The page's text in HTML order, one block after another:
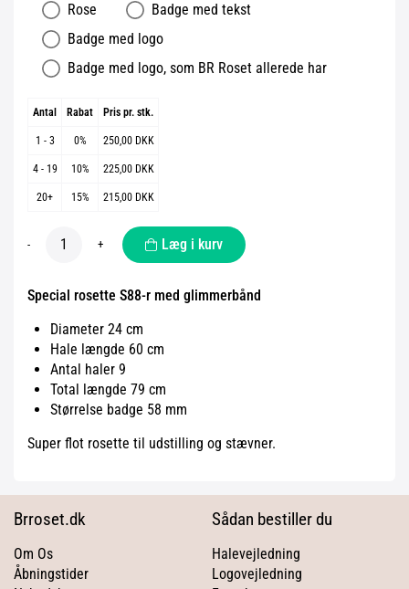
Rose
Badge med tekst
Badge med logo
Badge med logo, som BR Roset allerede har
Antal Rabat Pris pr. stk.
1 - 3 0% 250,00 DKK
4 - 19 10% 225,00 DKK
20+ 15% 215,00 DKK
- + Læg i kurv
Special rosette S88-r med glimmerbånd
Diameter 24 cm
Hale længde 60 cm
Antal haler 9
Total længde 79 cm
Størrelse badge 58 mm
Super flot rosette til udstilling og stævner.
Brroset.dk
Om Os
Åbningstider
Sådan bestiller du
Halevejledning
Logovejledning